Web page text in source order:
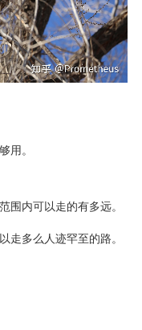
用。
围内可以走的有多远。
走多么人迹罕至的路。